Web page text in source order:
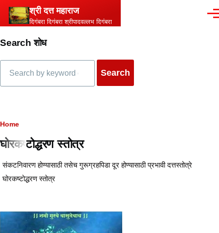
Skip to main content
श्री दत्त महाराज
दिगंबरा दिगंबरा श्रीपादवल्लभ दिगंबरा
Search शोध
Breadcrumb
Home
घोरकष्टोद्धरण स्तोत्र
Content
संकटनिवारण होण्यासाठी तसेच गुरूग्रहपिडा दूर होण्यासाठी प्रभावी दत्तस्तोत्रे
घोरकष्टोद्धरण स्तोत्र